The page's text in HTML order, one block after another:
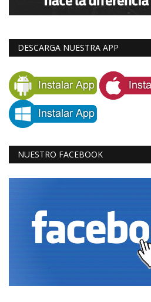
DESCARGA NUESTRA APP
NUESTRO FACEBOOK